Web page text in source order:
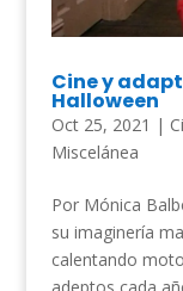
Cine y
Halloween
Oct 25, 2021 |
Miscelánea
Por Mónica
su imaginería
calentando
adeptos cada